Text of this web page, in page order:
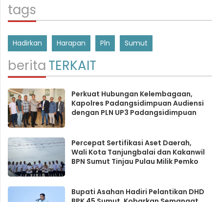
tags
Hadirkan Harapan Pln Sumut
beritaTERKAIT
Perkuat Hubungan Kelembagaan,
Kapolres Padangsidimpuan Audiensi
dengan PLN UP3 Padangsidimpuan
Percepat Sertifikasi Aset Daerah,
Wali Kota Tanjungbalai dan Kakanwil
BPN Sumut Tinjau Pulau Milik Pemko
Bupati Asahan Hadiri Pelantikan DHD